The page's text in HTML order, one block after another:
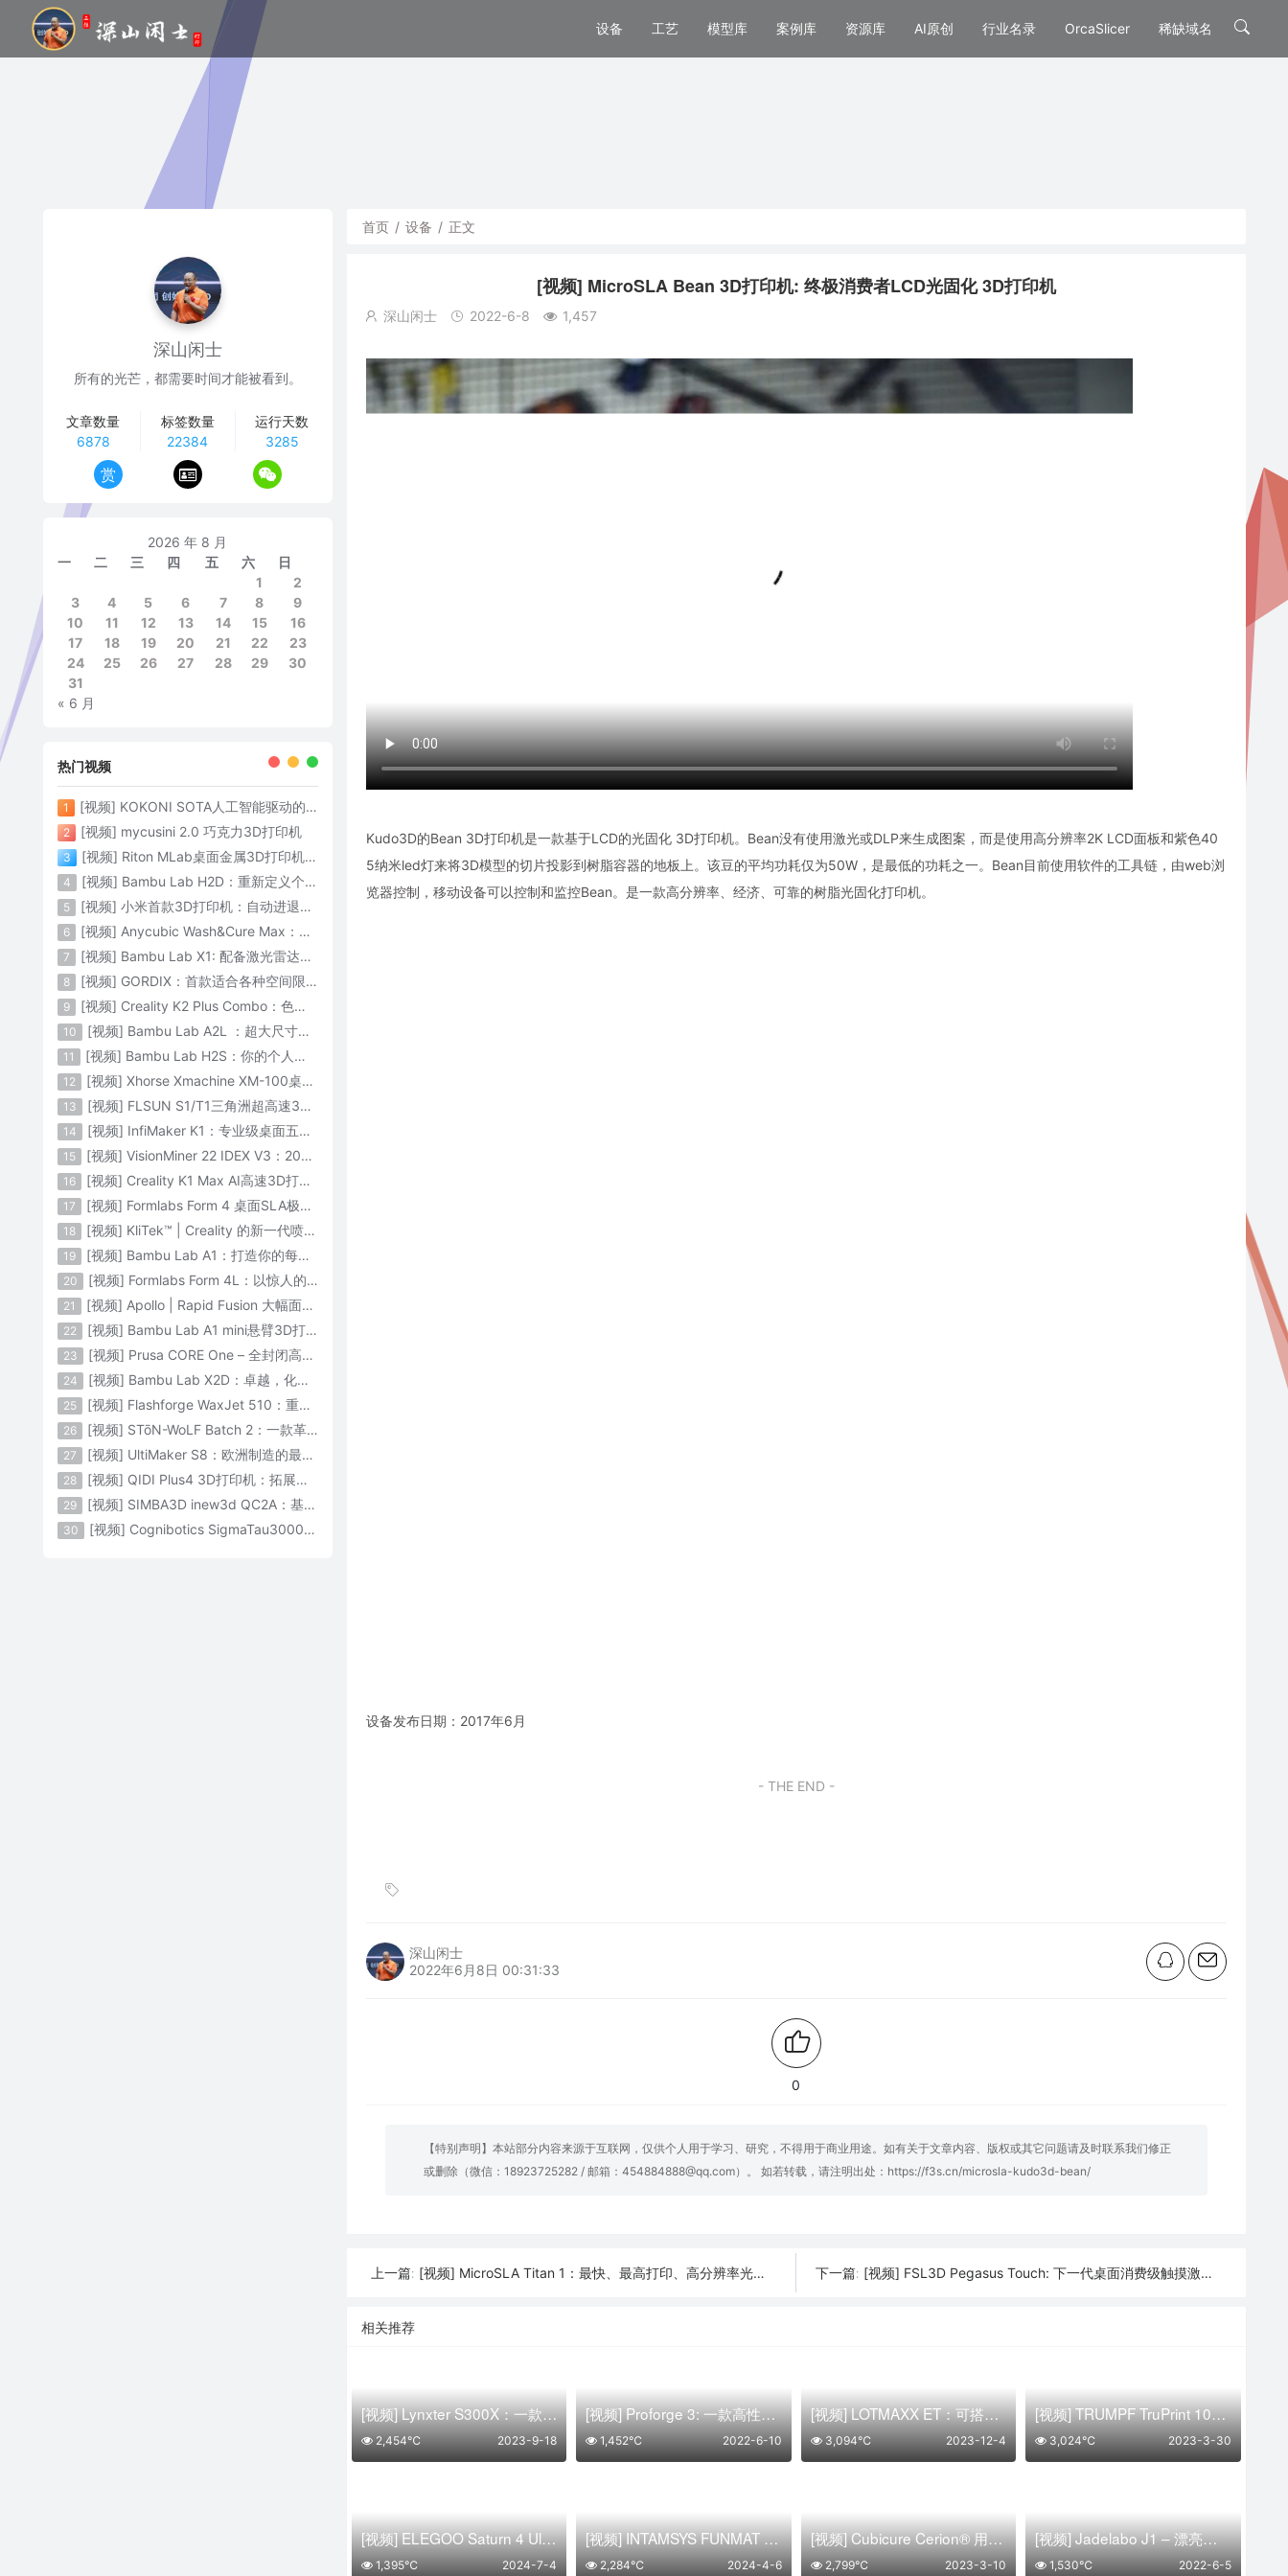
设备 工艺 模型库 案例库 资源库 AI原创 行业名录 OrcaSlicer 稀缺域名
首页 / 设备 / 正文
[视频] MicroSLA Bean 3D打印机: 终极消费者LCD光固化 3D打印机
深山闲士 2022-6-8 1,457
Kudo3D的Bean 3D打印机是一款基于LCD的光固化 3D打印机。Bean没有使用激光或DLP来生成图案，而是使用高分辨率2K LCD面板和紫色40
5纳米led灯来将3D模型的切片投影到树脂容器的地板上。该豆的平均功耗仅为50W，是最低的功耗之一。Bean目前使用软件的工具链，由web浏
览器控制，移动设备可以控制和监控Bean。是一款高分辨率、经济、可靠的树脂光固化打印机。
设备发布日期：2017年6月
- THE END -
深山闲士
2022年6月8日 00:31:33
0
【特别声明】本站部分内容来源于互联网，仅供个人用于学习、研究，不得用于商业用途。如有关于文章内容、版权或其它问题请及时联系我们修正
或删除（微信：18923725282 / 邮箱：454884888@qq.com）。 如若转载，请注明出处： https://f3s.cn/microsla-kudo3d-bean/
上一篇: [视频] MicroSLA Titan 1：最快、最高打印、高分辨率光固化3D打印机 下一篇: [视频] FSL3D Pegasus Touch: 下一代桌面消费级触摸激光SLA 3D打印机
相关推荐
[视频] Lynxter S300X：一款独立双挤压工业级柔性材料3D打印机
2023-9-18
2,454℃
[视频] Proforge 3: 一款高性能、开源的CORE-XY双挤出桌面3D打印机
2022-6-10
1,452℃
[视频] LOTMAXX ET：可搭载20W激光雕刻切割机的二合一高速3D打印机
2023-12-4
3,094℃
[视频] TRUMPF TruPrint 1000 升级版 优质3D打印 高效且紧凑
2023-3-30
3,024℃
[视频] ELEGOO Saturn 4 Ultra 光固化3D打印机开箱和设置入门指南
2024-7-4
1,395℃
[视频] INTAMSYS FUNMAT PRO 310：工业性能 触手可及
2024-4-6
2,284℃
[视频] Cubicure Cerion® 用于工业系列生产的3D打印系统
2023-3-10
2,799℃
[视频] Jadelabo J1 – 漂亮、强大、智能的IDEX 3D打印机
2022-6-5
1,530℃
深山闲士
所有的光芒，都需要时间才能被看到。
文章数量
6878
标签数量
22384
运行天数
3285
赏
2026 年 8 月
一
二 三 四 五 六
日
1
2
3
4 5 6 7 8
9
10
11 12 13 14 15
16
17
18 19 20 21 22
23
24
25 26 27 28 29
30
31
« 6 月
热门视频
1 [视频] KOKONI SOTA人工智能驱动的3D打印革命 倒立打印600mm/s
2 [视频] mycusini 2.0 巧克力3D打印机
3 [视频] Riton MLab桌面金属3D打印机：体积小性能强大
4 [视频] Bambu Lab H2D：重新定义个人智造
5 [视频] 小米首款3D打印机：自动进退料、AI云切片、人脸拍照建模 3D玩家兴趣首选
6 [视频] Anycubic Wash&Cure Max：清洗+后固化二合一设备
7 [视频] Bambu Lab X1: 配备激光雷达和人工智能的CoreXY彩色3D打印机
8 [视频] GORDIX：首款适合各种空间限制的3合1便携式数控机床
9 [视频] Creality K2 Plus Combo：色彩与尺寸的史诗级飞跃
10 [视频] Bambu Lab A2L ：超大尺寸家用打印机 告别拆件 轻松一体成型
11 [视频] Bambu Lab H2S：你的个人智造中心
12 [视频] Xhorse Xmachine XM-100桌面级五轴CNC机床：卓越的精度和效率
13 [视频] FLSUN S1/T1三角洲超高速3D打印机 打印速度1200mm/s
14 [视频] InfiMaker K1：专业级桌面五轴数控机床
15 [视频] VisionMiner 22 IDEX V3：2024年最佳工程材料3D打印机
16 [视频] Creality K1 Max AI高速3D打印机：600mm/s打印速度 史诗般的飞跃
17 [视频] Formlabs Form 4 桌面SLA极速3D打印机 工业级打印质量
18 [视频] KliTek™ | Creality 的新一代喷嘴更换系统
19 [视频] Bambu Lab A1：打造你的每一份热爱
20 [视频] Formlabs Form 4L：以惊人的速度获得工业级部件
21 [视频] Apollo | Rapid Fusion 大幅面颗粒3D打印系统
22 [视频] Bambu Lab A1 mini悬臂3D打印机：让多色打印成为标配
23 [视频] Prusa CORE One – 全封闭高速CoreXY 3D打印机配备主动腔体温度控制
24 [视频] Bambu Lab X2D：卓越，化繁为简！
25 [视频] Flashforge WaxJet 510：重新定义精度 专为K金珠宝铸造而生
26 [视频] STōN-WoLF Batch 2：一款革命性的“飞行龙门架”3D打印机
27 [视频] UltiMaker S8：欧洲制造的最快的桌面双材料专业3D打印机
28 [视频] QIDI Plus4 3D打印机：拓展您的想象力
29 [视频] SIMBA3D inew3d QC2A：基于AI建模的桌面全彩色3D打印机
30 [视频] Cognibotics SigmaTau3000 轻型机器人：智能制造的未来